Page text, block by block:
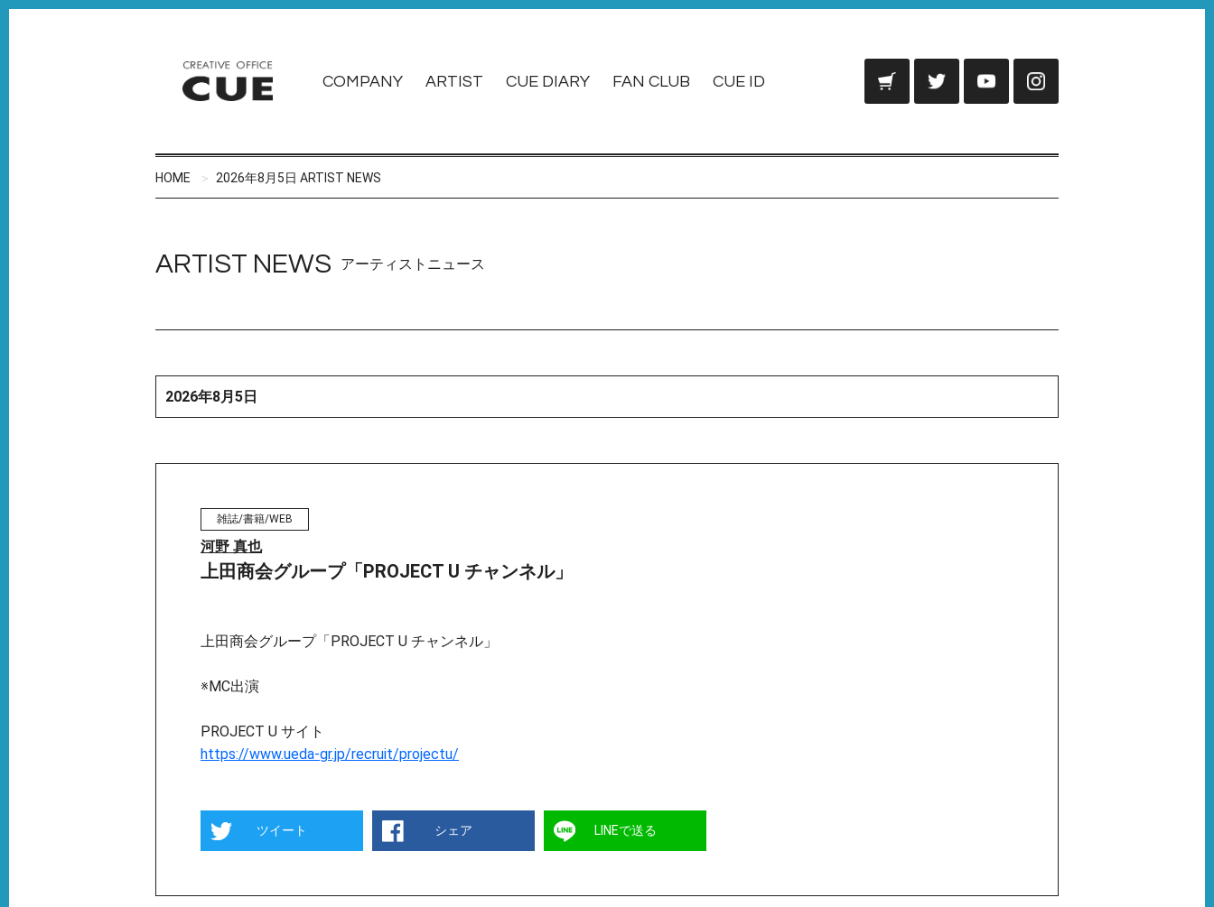
COMPANY ARTIST CUE DIARY FAN CLUB CUE ID
HOME 2026年8月5日 ARTIST NEWS
ARTIST NEWS アーティストニュース
2026年8月5日
雑誌/書籍/WEB
河野 真也
上田商会グループ「PROJECT U チャンネル」
上田商会グループ「PROJECT U チャンネル」
※MC出演
PROJECT U サイト
https://www.ueda-gr.jp/recruit/projectu/
ツイート シェア LINEで送る